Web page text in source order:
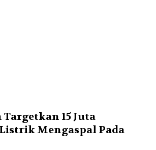
15 Juta
Mengaspal Pada